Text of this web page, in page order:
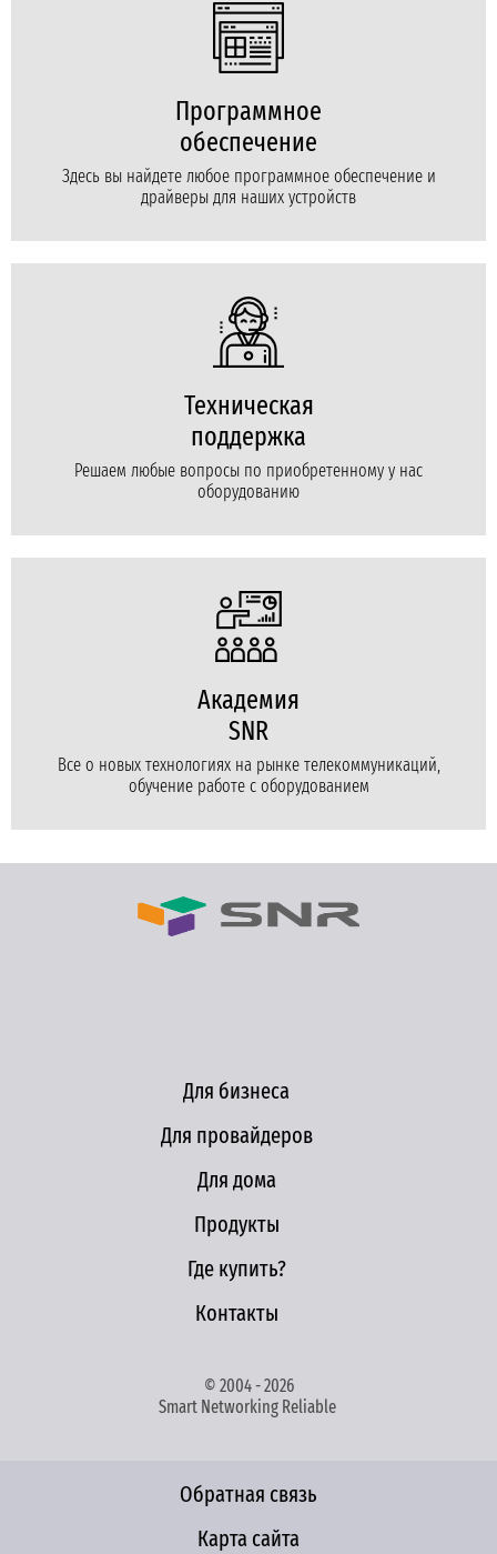
Программное
обеспечение
Здесь вы найдете любое программное обеспечение и
драйверы для наших устройств
Техническая
поддержка
Решаем любые вопросы по приобретенному у нас
оборудованию
Академия
SNR
Все о новых технологиях на рынке телекоммуникаций,
обучение работе с оборудованием
Для бизнеса
Для провайдеров
Для дома
Продукты
Где купить?
Контакты
© 2004 - 2026
Smart Networking Reliable
Обратная связь
Карта сайта